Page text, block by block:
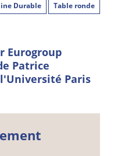
Durable Table ronde
Eurogroup
Patrice
Paris